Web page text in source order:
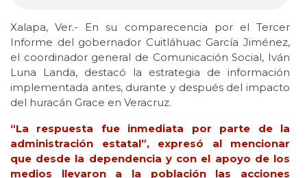
Xalapa, Ver.- En su comparecencia por el Tercer
Informe del gobernador Cuitláhuac García Jiménez,
el coordinador general de Comunicación Social, Iván
Luna Landa, destacó la estrategia de información
implementada antes, durante y después del impacto
del huracán Grace en Veracruz.
“La respuesta fue inmediata por parte de la
administración estatal”, expresó al mencionar
que desde la dependencia y con el apoyo de los
medios llevaron a la población las acciones